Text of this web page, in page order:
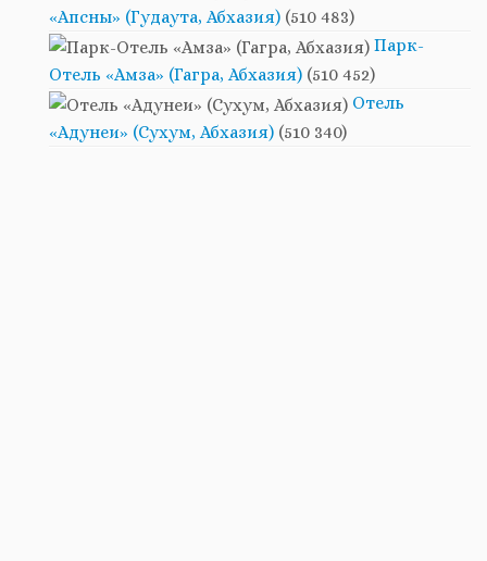
«Апсны» (Гудаута, Абхазия) (510 483)
Парк-
Отель «Амза» (Гагра, Абхазия) (510 452)
Отель
«Адунеи» (Сухум, Абхазия) (510 340)